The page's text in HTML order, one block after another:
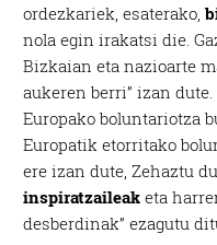
ordezkariek, esaterako,
nola egin irakatsi die.
Bizkaian eta nazioarte
aukeren berri” izan
Europako boluntariotza
Europatik etorritako
ere izan dute, Zehaztu
inspiratzaileak eta
desberdinak” ezagutu